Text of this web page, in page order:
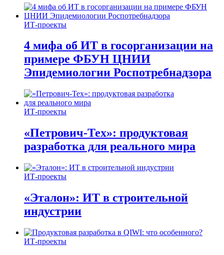
ИТ-проекты
4 мифа об ИТ в госорганизации на
примере ФБУН ЦНИИ
Эпидемиологии Роспотребнадзора
ИТ-проекты
«Петрович-Тех»: продуктовая
разработка для реального мира
ИТ-проекты
«Эталон»: ИТ в строительной
индустрии
ИТ-проекты